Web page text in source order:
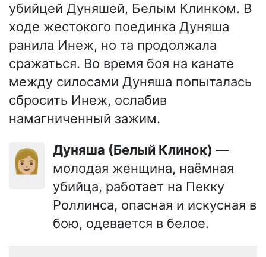
убийцей Дуняшей, Белым Клинком. В
ходе жестокого поединка Дуняша
ранила Инеж, но та продолжала
сражаться. Во время боя на канате
между силосами Дуняша попыталась
сбросить Инеж, ослабив
намагниченный зажим.
👩🏼 Дуняша (Белый Клинок) —
молодая женщина, наёмная
убийца, работает на Пекку
Роллинса, опасная и искусная в
бою, одевается в белое.